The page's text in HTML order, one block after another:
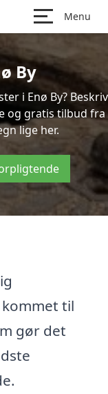
Menu
By
i Enø By? Beskriv
og gratis tilbud fra
lige her.
kommet til
gør det